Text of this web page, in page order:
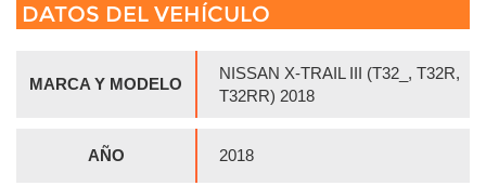
DATOS DEL VEHÍCULO
MARCA Y MODELO
NISSAN X-TRAIL III (T32_, T32R,
T32RR) 2018
AÑO 2018